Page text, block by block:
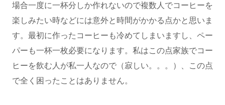
場合一度に一杯分しか作れないので複数人でコーヒーを
楽しみたい時などには意外と時間がかかる点かと思いま
す。最初に作ったコーヒーも冷めてしまいますし、ペー
パーも一杯一枚必要になります。私はこの点家族でコー
ヒーを飲む人が私一人なので（寂しい。。。）、この点
で全く困ったことはありません。